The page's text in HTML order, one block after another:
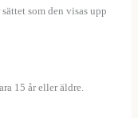
som den visas upp
15 år eller äldre.